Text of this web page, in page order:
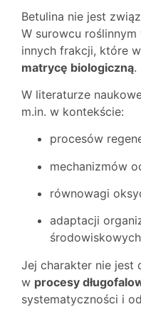
Betulina nie jest
W surowcu
innych frakcji, które
matrycę biologiczną.
W literaturze
m.in. w kontekście:
procesów
mechanizmów
równowagi
adaptacji
Jej charakter nie jest
w procesy
systematyczności i